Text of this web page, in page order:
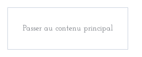
Passer au contenu principal